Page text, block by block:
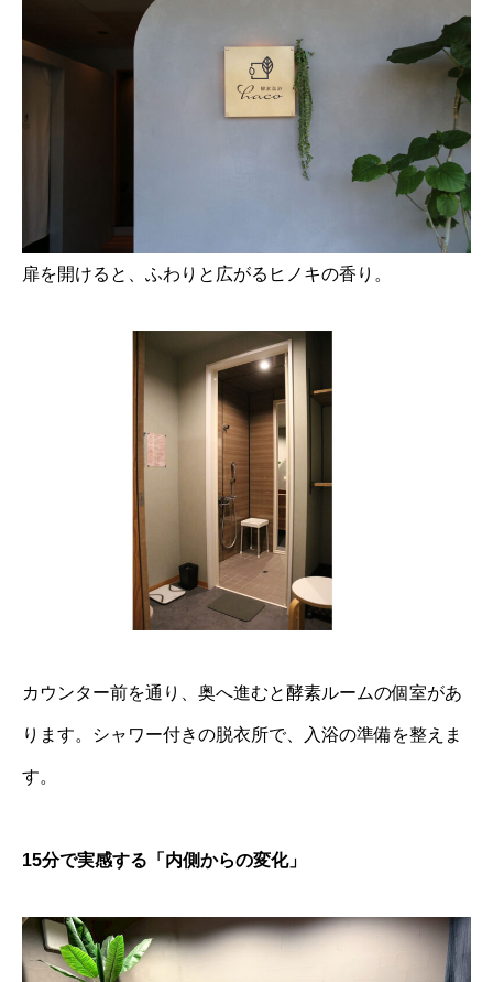
扉を開けると、ふわりと広がるヒノキの香り。
カウンター前を通り、奥へ進むと酵素ルームの個室があ
ります。シャワー付きの脱衣所で、入浴の準備を整えま
す。
15分で実感する「内側からの変化」